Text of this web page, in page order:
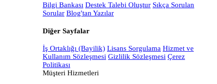
Bilgi Bankası Destek Talebi Oluştur Sıkça Sorulan
Sorular Blog'tan Yazılar
Diğer Sayfalar
İş Ortaklığı (Bayilik) Lisans Sorgulama Hizmet ve
Kullanım Sözleşmesi Gizlilik Sözleşmesi Çerez
Politikası
Müşteri Hizmetleri